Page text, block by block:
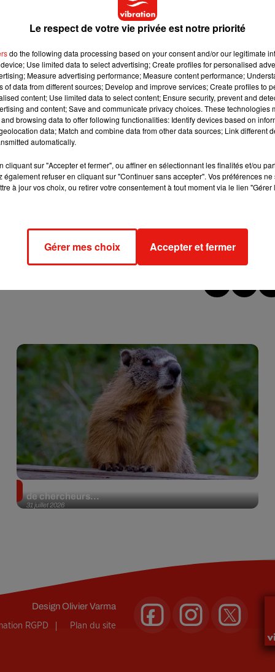
grande entrée dans l'émissionThe Voice
s'apprête à dévoiler son troisième album
il dévoile petit à petit des chansons à l'instar de
et notamment à sa fille de 9 ans. Mais surtout, l'artiste se
dates, Vianney semble vouloir faire plaisir à ses fans. En
partout en France dontune à l’Accor Arena à Paris, en
2022 pour avoir le plaisir d'applaudir le chanteur
ou encore Aix.
Z0EpGqpqjY
31 juillet 2026
de chercheurs...
DesignOlivier Varma
RGPD Plan du site
Le respect de votre vie privée est notre priorité
do the following data processing based on your consent and/or our legitimate
Use limited data to select advertising; Create profiles for personalised
Measure advertising performance; Measure content performance;
of data from different sources; Develop and improve services; Create profiles to
content; Use limited data to select content; Ensure security, prevent and
and content; Save and communicate privacy choices. These technologies
browsing data to offer following functionalities: Identify devices based on
data; Match and combine data from other data sources; Link different
automatically.
cliquant sur "Accepter et fermer", ou affiner en sélectionnant les finalités et/ou
également refuser en cliquant sur "Continuer sans accepter". Vos préférences
à jour vos choix, ou retirer votre consentement à tout moment via le lien
Gérer mes choix Accepter et fermer